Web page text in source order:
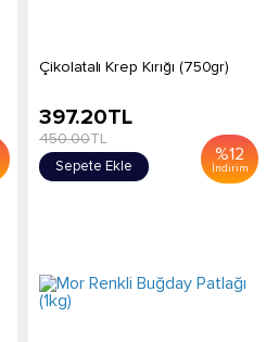
Çikolatalı Krep Kırığı (750gr)
%12
İndirim
397.20TL
450.00TL
Sepete Ekle